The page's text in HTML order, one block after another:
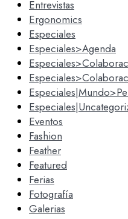
Entrevistas
Ergonomics
Especiales
Especiales>Agenda
Eventos
Fashion
Feather
Featured
Ferias
Fotografía
Galerias